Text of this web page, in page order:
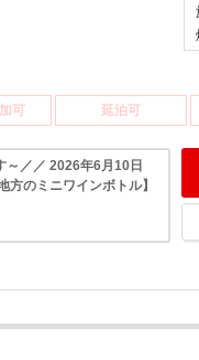
可 延泊可
～／／ 2026年6月10日
のミニワインボトル】